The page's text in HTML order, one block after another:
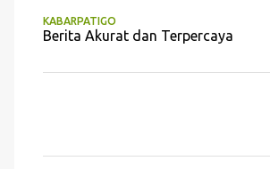
KABARPATIGO
Berita Akurat dan Terpercaya